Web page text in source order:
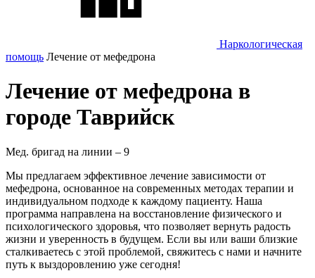
Наркологическая
помощь Лечение от мефедрона
Лечение от мефедрона в
городе Таврийск
Мед. бригад на линии – 9
Мы предлагаем эффективное лечение зависимости от
мефедрона, основанное на современных методах терапии и
индивидуальном подходе к каждому пациенту. Наша
программа направлена на восстановление физического и
психологического здоровья, что позволяет вернуть радость
жизни и уверенность в будущем. Если вы или ваши близкие
сталкиваетесь с этой проблемой, свяжитесь с нами и начните
путь к выздоровлению уже сегодня!